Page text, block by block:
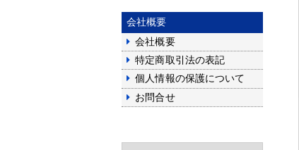
会社概要
会社概要
特定商取引法の表記
個人情報の保護について
お問合せ